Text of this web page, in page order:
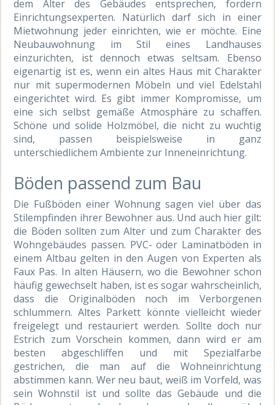
dem Alter des Gebäudes entsprechen, fordern
Einrichtungsexperten. Natürlich darf sich in einer
Mietwohnung jeder einrichten, wie er möchte. Eine
Neubauwohnung im Stil eines Landhauses
einzurichten, ist dennoch etwas seltsam. Ebenso
eigenartig ist es, wenn ein altes Haus mit Charakter
nur mit supermodernen Möbeln und viel Edelstahl
eingerichtet wird. Es gibt immer Kompromisse, um
eine sich selbst gemäße Atmosphäre zu schaffen.
Schöne und solide Holzmöbel, die nicht zu wuchtig
sind, passen beispielsweise in ganz
unterschiedlichem Ambiente zur Inneneinrichtung.
Böden passend zum Bau
Die Fußböden einer Wohnung sagen viel über das
Stilempfinden ihrer Bewohner aus. Und auch hier gilt:
die Böden sollten zum Alter und zum Charakter des
Wohngebäudes passen. PVC- oder Laminatböden in
einem Altbau gelten in den Augen von Experten als
Faux Pas. In alten Häusern, wo die Bewohner schon
häufig gewechselt haben, ist es sogar wahrscheinlich,
dass die Originalböden noch im Verborgenen
schlummern. Altes Parkett könnte vielleicht wieder
freigelegt und restauriert werden. Sollte doch nur
Estrich zum Vorschein kommen, dann wird er am
besten abgeschliffen und mit Spezialfarbe
gestrichen, die man auf die Wohneinrichtung
abstimmen kann. Wer neu baut, weiß im Vorfeld, was
sein Wohnstil ist und sollte das Gebäude und die